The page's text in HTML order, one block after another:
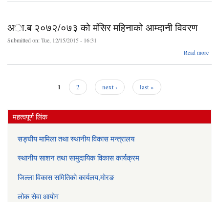
अा.ब २०७२/०७३ को मंसिर महिनाको आम्दानी विवरण
Submitted on:Tue, 12/15/2015 - 16:31
Read more
1 2 next › last »
महत्वपूर्ण लिंक
सङ्घीय मामिला तथा स्थानीय विकास मन्त्रालय
स्थानीय साशन तथा सामुदायिक विकास कार्यक्रम
जिल्ला विकास समितिको कार्यलय,मोरङ
लोक सेवा आयोग